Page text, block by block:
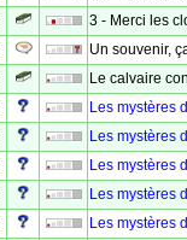
3 - Merci les
Un souvenir,
Le calvaire
Les mystères
Les mystères
Les mystères
Les mystères
Les mystères